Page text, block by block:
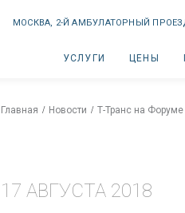
МОСКВА, 2-Й АМБУЛАТОРНЫЙ
УСЛУГИ ЦЕНЫ
Главная Новости Т-Транс на
17 АВГУСТА 2018